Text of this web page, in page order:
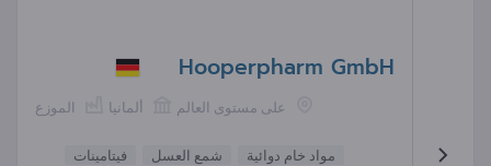
Hooperpharm GmbH
الموزع ألمانيا على مستوى العالم
مواد خام دوائية شمع العسل
فيتامينات